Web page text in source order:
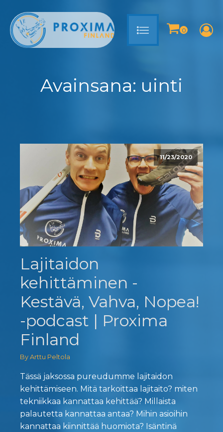
Avainsana: uinti
11/23/2020
Lajitaidon
kehittäminen -
Kestävä, Vahva, Nopea!
-podcast | Proxima
Finland
By Arttu Peltola
Tässä jaksossa pureudumme lajitaidon
kehittämiseen. Mitä tarkoittaa lajitaito? miten
tekniikkaa kannattaa kehittää? Millaista
palautetta kannattaa antaa? Mihin asioihin
kannattaa kiinnittää huomiota? Isäntinä